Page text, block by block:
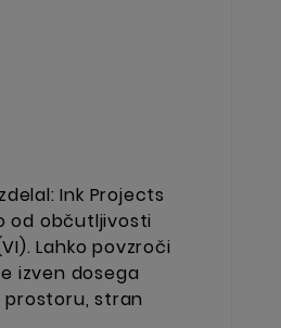
Ink Projects
od občutljivosti
Lahko povzroči
izven dosega
prostoru, stran